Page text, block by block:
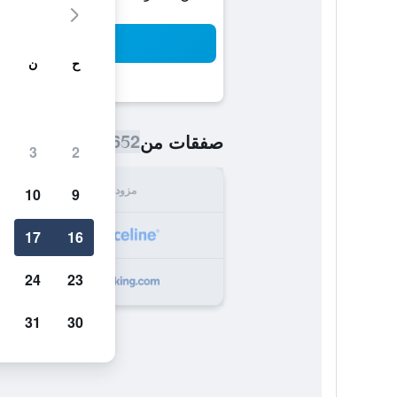
صفقات من652 ﷼
مزود
ح ن
2
3
9
10
16
17
23
24
30
31